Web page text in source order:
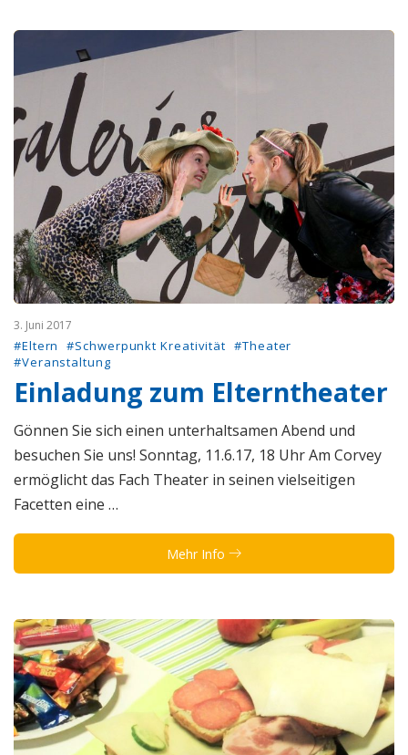
3. Juni 2017
#Eltern #Schwerpunkt Kreativität #Theater
#Veranstaltung
Einladung zum Elterntheater
Gönnen Sie sich einen unterhaltsamen Abend und
besuchen Sie uns! Sonntag, 11.6.17, 18 Uhr Am Corvey
ermöglicht das Fach Theater in seinen vielseitigen
Facetten eine …
Mehr Info